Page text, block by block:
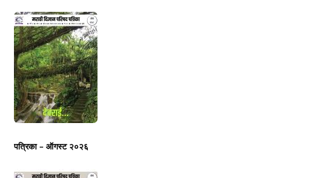
पत्रिका – ऑगस्ट २०२६